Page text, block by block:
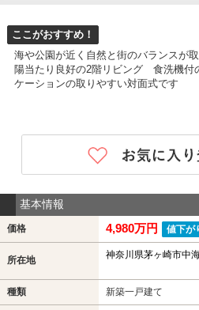
ここがおすすめ！
海や公園が近く自然と街のバランスが
陽当たり良好の2階リビング 食洗機付
ケーションの取りやすい対面式です
基本情報
価格 4,980万円 値下が
所在地 神奈川県茅ヶ崎市中
種類 新築一戸建て